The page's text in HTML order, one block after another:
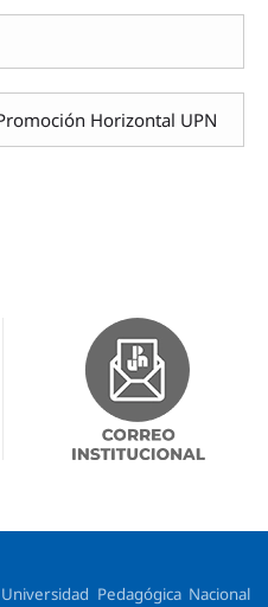
Horizontal UPN
Pedagógica Nacional